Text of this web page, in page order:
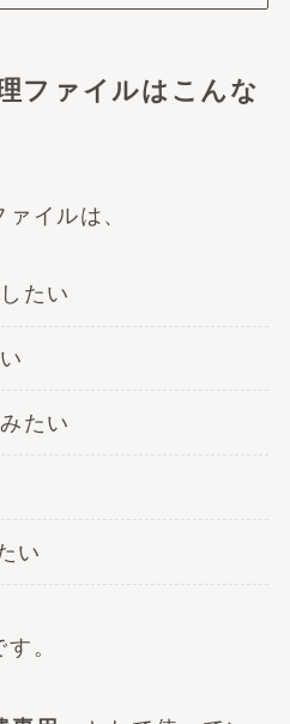
ファイルはこんな
イルは、
たい
たい
い
。